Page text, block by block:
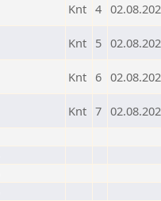
Knt 4
Knt 5
Knt 6
Knt 7